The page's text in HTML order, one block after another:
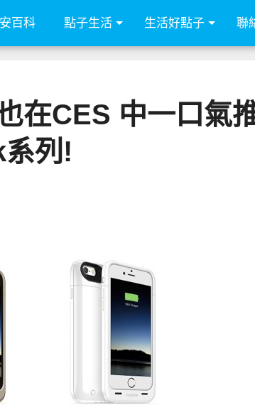
百科 點子生活 生活好點子 聯
在CES 中一口氣
列!